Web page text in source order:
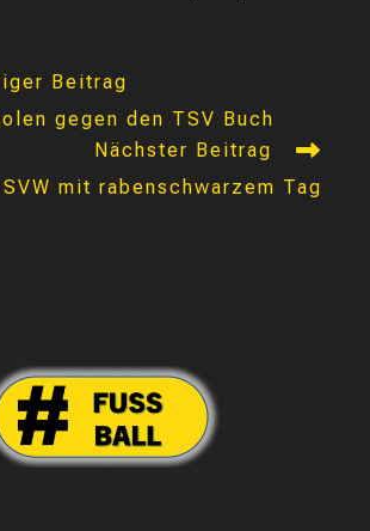
Beitrag
gegen den TSV Buch
Nächster Beitrag
SVW mit rabenschwarzem Tag